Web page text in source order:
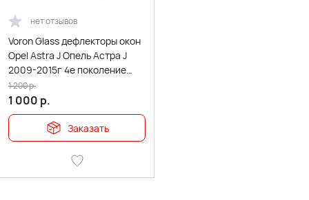
нет отзывов
Voron Glass дефлекторы окон
Opel Astra J Опель Астра J
2009-2015г 4е поколение
хэтчбэк комплект 4шт
1 000 р.
1 200р.
Заказать